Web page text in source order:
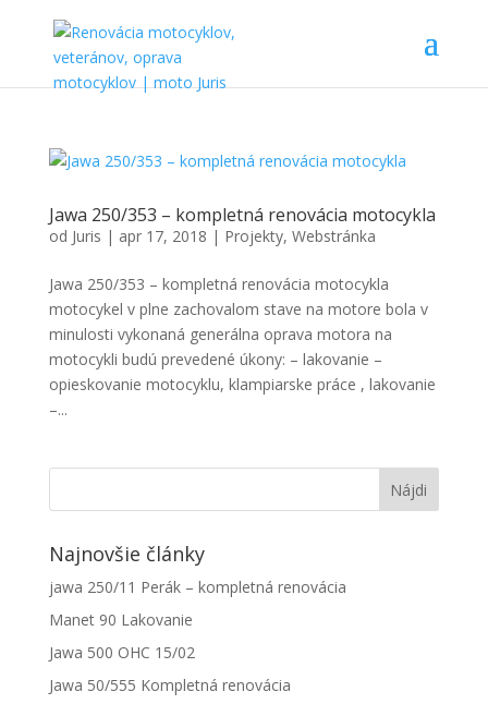
Jawa 250/353 – kompletná renovácia motocykla
od Juris | apr 17, 2018 | Projekty, Webstránka
Jawa 250/353 – kompletná renovácia motocykla
motocykel v plne zachovalom stave na motore bola v
minulosti vykonaná generálna oprava motora na
motocykli budú prevedené úkony: – lakovanie –
opieskovanie motocyklu, klampiarske práce , lakovanie
–...
Najnovšie články
jawa 250/11 Perák – kompletná renovácia
Manet 90 Lakovanie
Jawa 500 OHC 15/02
Jawa 50/555 Kompletná renováciaNevyhnutné